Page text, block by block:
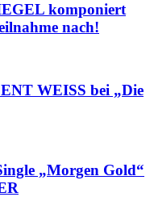
komponiert
nach!
WEISS bei „Die
„Morgen Gold“